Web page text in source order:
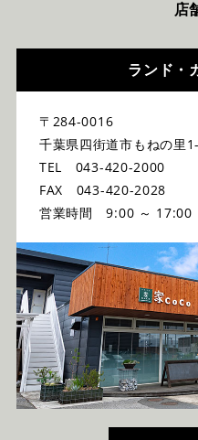
店
ランド・
〒284-0016
千葉県四街道市もねの里
TEL 043-420-2000
FAX 043-420-2028
営業時間 9:00 ～ 17:00